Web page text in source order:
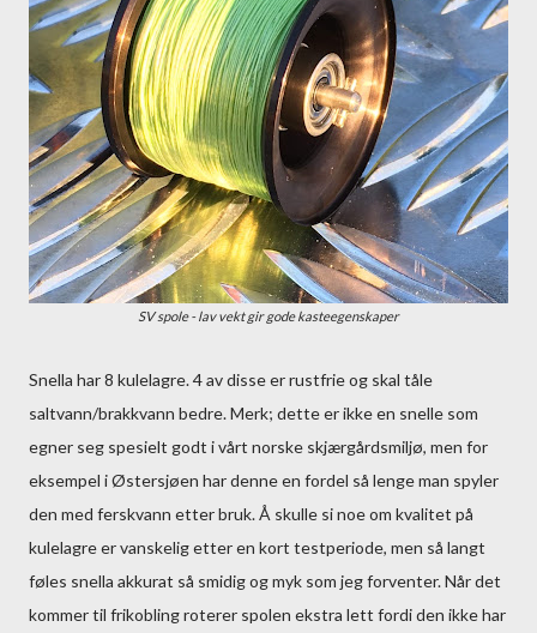
SV spole - lav vekt gir gode kasteegenskaper
Snella har 8 kulelagre. 4 av disse er rustfrie og skal tåle
saltvann/brakkvann bedre. Merk; dette er ikke en snelle som
egner seg spesielt godt i vårt norske skjærgårdsmiljø, men for
eksempel i Østersjøen har denne en fordel så lenge man spyler
den med ferskvann etter bruk. Å skulle si noe om kvalitet på
kulelagre er vanskelig etter en kort testperiode, men så langt
føles snella akkurat så smidig og myk som jeg forventer. Når det
kommer til frikobling roterer spolen ekstra lett fordi den ikke har